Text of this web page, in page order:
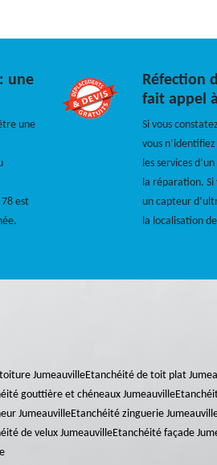
une
une
est
Réfection
fait appel
Si vous
vous
les services
la réparation. Si
un capteur
la localisation
JumeauvilleEtanchéité de toit plat
gouttière et chéneaux Jumeauville
JumeauvilleEtanchéité zinguerie
de velux JumeauvilleEtanchéité façade